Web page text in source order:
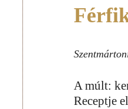
A múlt:
Receptje